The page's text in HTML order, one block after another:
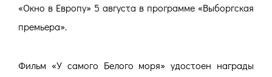
«Окно в Европу» 5 августа в программе «Выборгская
премьера».
Фильм «У самого Белого моря» удостоен награды